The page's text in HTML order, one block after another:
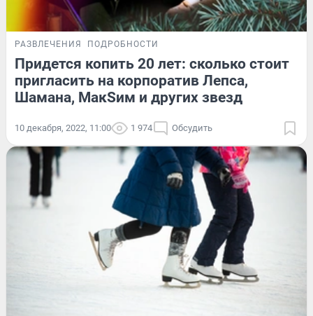
РАЗВЛЕЧЕНИЯ ПОДРОБНОСТИ
Придется копить 20 лет: сколько стоит
пригласить на корпоратив Лепса,
Шамана, МакSим и других звезд
10 декабря, 2022, 11:00 1 974 Обсудить